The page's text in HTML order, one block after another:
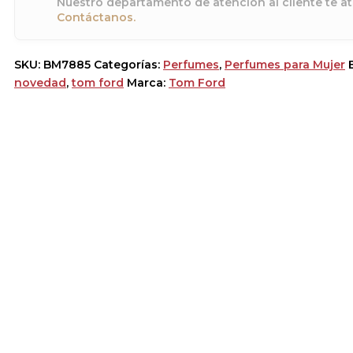
Contáctanos.
SKU: BM7885 Categorías: Perfumes, Perfumes para Mujer
novedad,tom ford Marca: Tom Ford